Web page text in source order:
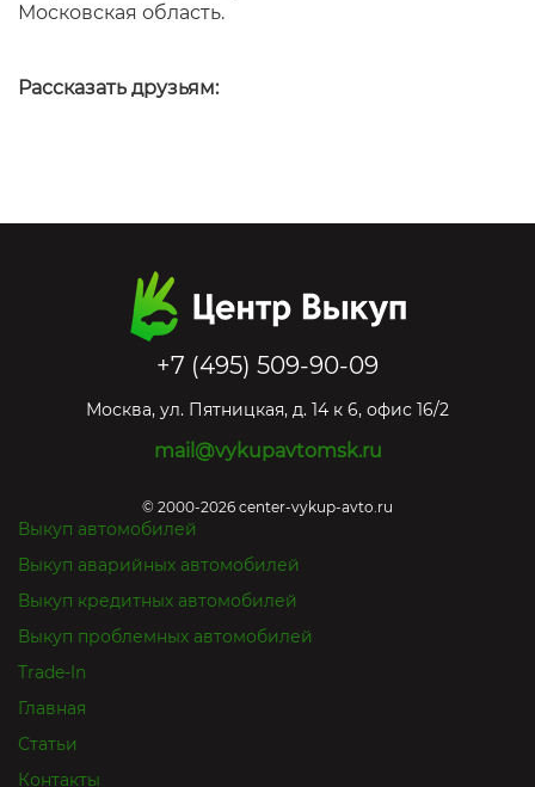
Московская область.
Рассказать друзьям:
+7 (495) 509-90-09
Москва, ул. Пятницкая, д. 14 к 6, офис 16/2
mail@vykupavtomsk.ru
© 2000-2026 center-vykup-avto.ru
Выкуп автомобилей
Выкуп аварийных автомобилей
Выкуп кредитных автомобилей
Выкуп проблемных автомобилей
Trade-In
Главная
Статьи
Контакты